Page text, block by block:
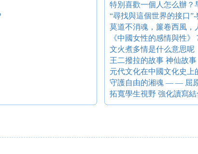
特別喜歡一個人怎么辦？
“尋找與這個世界的接口
莫道不消魂，簾卷西風，
《中國女性的感情與性
文火煮多情是什么意思呢
王二撥拉的故事 神仙故事
元代文化在中國文化史上
守護自由的湘魂 — — 屈
拓寬學生視野 強化讀寫